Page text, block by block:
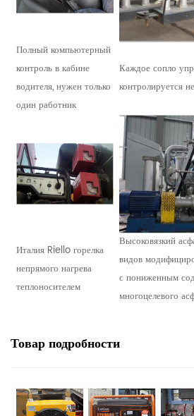
Полный компьютерный
контроль в кабине
водителя, нужен только
один работник
Каждое сопло
контролируется
Италия Riello горелка
непрямого нагрева
теплоносителем
Высоковязкий
видов
с пониженным
многоцелевого
Товарподробности